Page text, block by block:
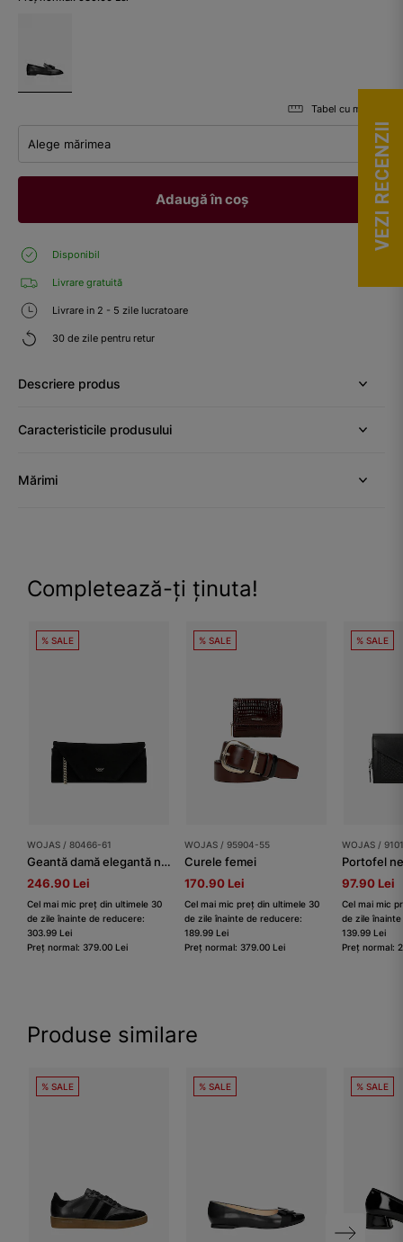
Tabel cu mărimi
Alege mărimea
Adaugă în coș
Disponibil
Livrare gratuită
Livrare in 2 - 5 zile lucratoare
30 de zile pentru retur
Descriere produs
Caracteristicile produsului
Mărimi
Completează-ți ținuta!
% SALE
WOJAS / 80466-61
Geantă damă elegantă neagră din piele split întoarsă
246.90 Lei
Cel mai mic preț din ultimele 30
de zile înainte de reducere:
303.99 Lei
Preț normal: 379.00 Lei
% SALE
WOJAS / 95904-55
Curele femei
170.90 Lei
Cel mai mic preț din ultimele 30
de zile înainte de reducere:
189.99 Lei
Preț normal: 379.00 Lei
% SALE
WOJAS /
97.90 Lei
Cel mai mic
de zile
139.99 Lei
Preț normal:
Produse similare
% SALE % SALE % SALE
VEZI RECENZII